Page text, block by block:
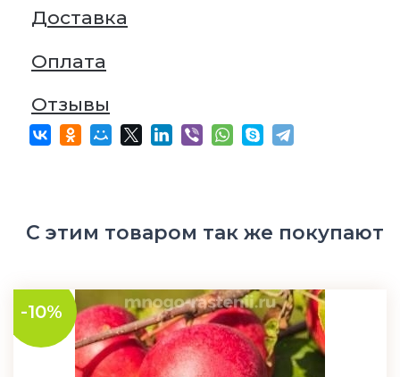
Доставка
Оплата
Отзывы
С этим товаром так же покупают
-10%